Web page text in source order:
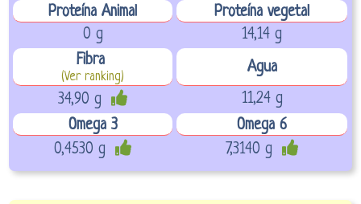
Proteína Animal
Proteína vegetal
0 g
14,14 g
Fibra
(Ver ranking)
Agua
34,90 g
11,24 g
Omega 3
Omega 6
0,4530 g
7,3140 g